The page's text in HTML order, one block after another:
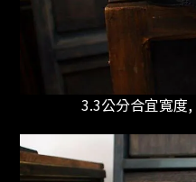
3.3公分合宜寬度,